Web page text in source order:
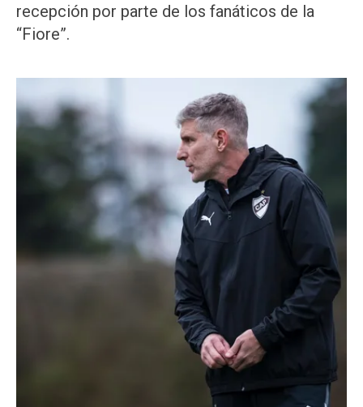
recepción por parte de los fanáticos de la
“Fiore”.